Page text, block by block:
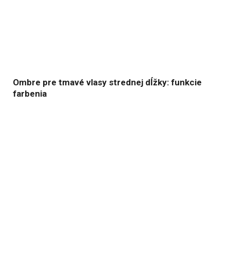
Ombre pre tmavé vlasy strednej dĺžky: funkcie
farbenia